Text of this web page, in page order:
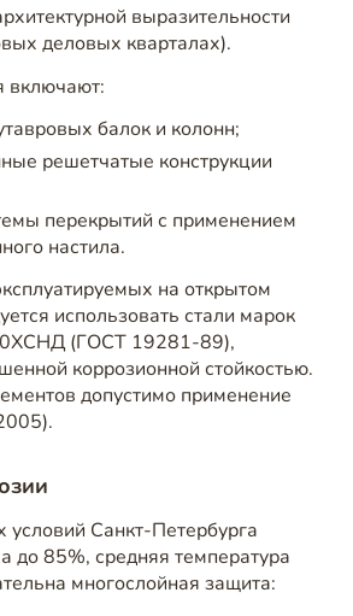
выразительности
деловых кварталах).
включают:
балок и колонн;
решетчатые конструкции
перекрытий с применением
настила.
на открытом
использовать стали марок
(ГОСТ 19281-89),
коррозионной стойкостью.
допустимо применение
условий Санкт-Петербурга
до 85%, средняя температура
многослойная защита: